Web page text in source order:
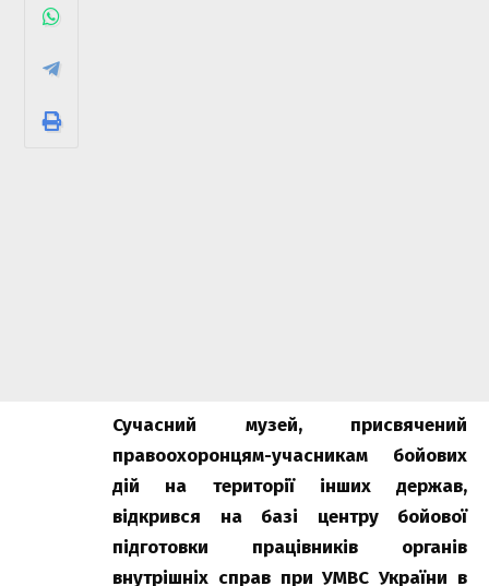
Сучасний музей, присвячений
правоохоронцям-учасникам бойових
дій на території інших держав,
відкрився на базі центру бойової
підготовки працівників органів
внутрішніх справ при УМВС України в